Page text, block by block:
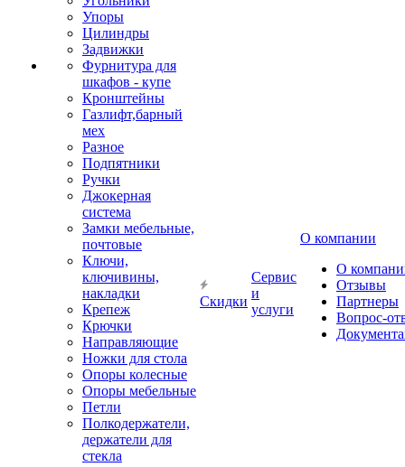
Упоры
Цилиндры
Задвижки
Фурнитура для
шкафов - купе
Кронштейны
Газлифт,барный
мех
Разное
Подпятники
Ручки
Джокерная
система
Замки мебельные,
почтовые
Ключи,
ключивины,
накладки
Крепеж
Крючки
Направляющие
Ножки для стола
Опоры колесные
Опоры мебельные
Петли
Полкодержатели,
держатели для
стекла
Скидки
Сервис
и
услуги
О компании
О
Отзывы
Партнеры
Вопрос-